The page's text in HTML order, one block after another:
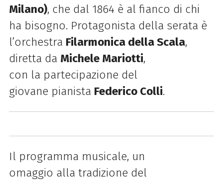
Milano), che dal 1864 è al fianco di chi
ha bisogno. Protagonista della serata è
l’orchestra Filarmonica dellaScala,
diretta da Michele Mariotti,
con la partecipazione del
giovane pianista Federico Colli.
Il programma musicale, un
omaggio alla tradizione del